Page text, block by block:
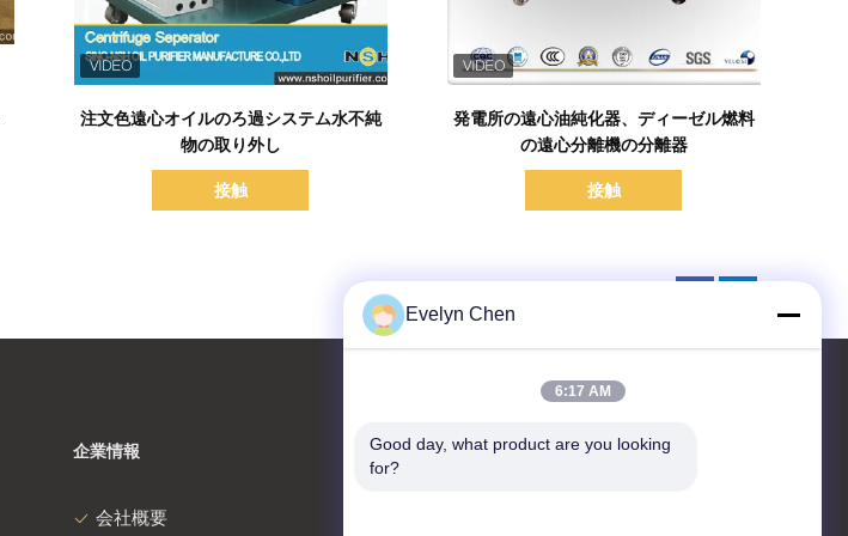
注文色遠心オイルのろ過システム水不純
物の取り外し
接触
発電所の遠心油純化器、ディーゼル燃料
の遠心分離機の分離器
接触
企業情報
会社概要
お問い合わせ
Evelyn Chen
6:17 AM
Good day, what product are you looking
for?